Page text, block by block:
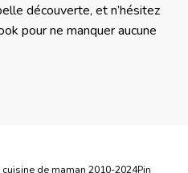
découverte, et n’hésitez
pour ne manquer aucune
de maman 2010-2024Pin